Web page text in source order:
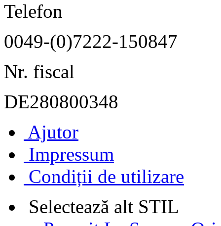
Telefon
0049-(0)7222-150847
Nr. fiscal
DE280800348
Ajutor
Impressum
Condiții de utilizare
Selectează alt STIL